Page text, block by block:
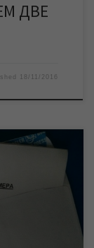
ДВЕ
18/11/2016
у Зрењанину
ове године,
очитавање